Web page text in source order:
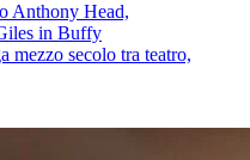
Anthony Head,
in Buffy
mezzo secolo tra teatro,